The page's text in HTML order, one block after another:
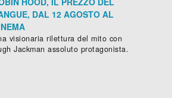
DAL 12 AGOSTO AL
visionaria rilettura del mito con
Jackman assoluto protagonista.